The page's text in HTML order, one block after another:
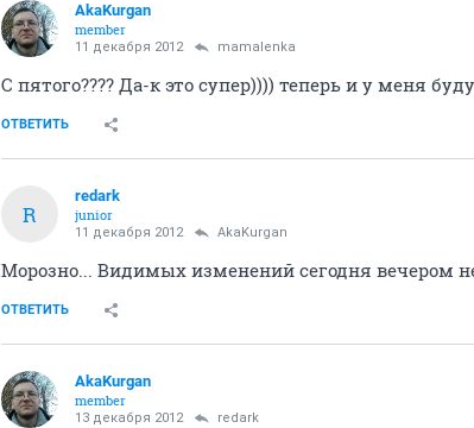
AkaKurgan
member
11 декабря 2012 mamalenka
С пятого???? Да-к это супер)))) теперь и у меня
ОТВЕТИТЬ
R
redark
junior
11 декабря 2012 AkaKurgan
Морозно... Видимых изменений сегодня вечером
ОТВЕТИТЬ
AkaKurgan
member
13 декабря 2012 redark